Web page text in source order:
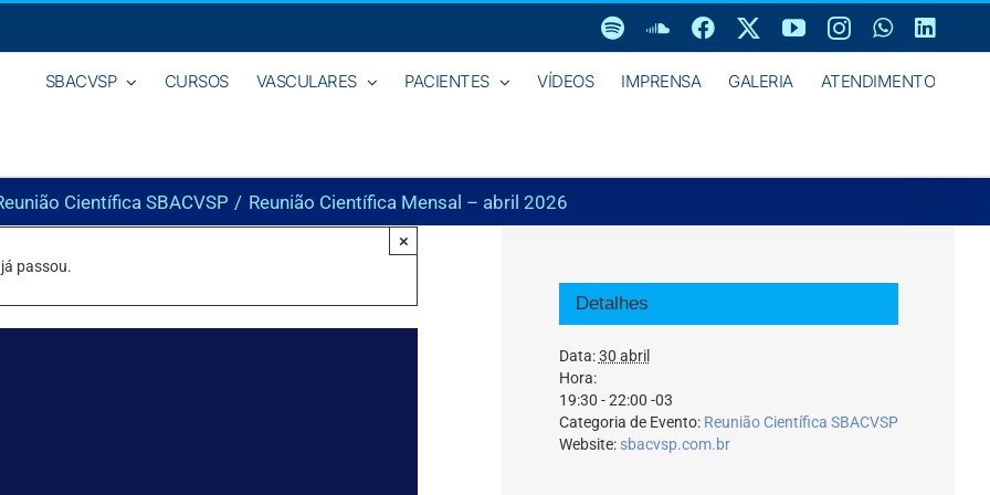
SpotifySoundCloud
FacebookYouTubeInstagram
SBACVSP CURSOS VASCULARES PACIENTES VÍDEOS IMPRENSA GALERIA ATENDIMENTO
Científica SBACVSP Reunião Científica Mensal – abril 2026
passou.
×
Detalhes
Data: 30 abril
Hora:
19:30 - 22:00 -03
Categoria de Evento: Reunião Científica SBACVSP
Website: sbacvsp.com.br